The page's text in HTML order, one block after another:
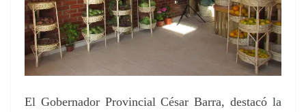
El Gobernador Provincial César Barra, destacó la